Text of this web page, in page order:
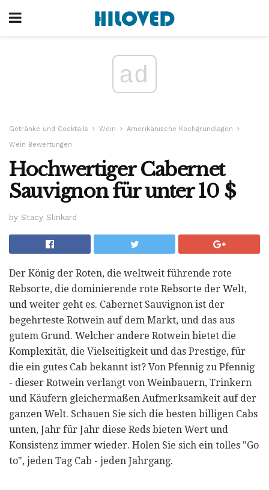
ad
Getränke und Cocktails Wein
Amerikanische Kochgrundlagen
Wein Bewertungen
Hochwertiger Cabernet
Sauvignon für unter 10 $
by Stacy Slinkard
Der König der Roten, die weltweit führende rote
Rebsorte, die dominierende rote Rebsorte der Welt,
und weiter geht es. Cabernet Sauvignon ist der
begehrteste Rotwein auf dem Markt, und das aus
gutem Grund. Welcher andere Rotwein bietet die
Komplexität, die Vielseitigkeit und das Prestige, für
die ein gutes Cab bekannt ist? Von Pfennig zu Pfennig
- dieser Rotwein verlangt von Weinbauern, Trinkern
und Käufern gleichermaßen Aufmerksamkeit auf der
ganzen Welt. Schauen Sie sich die besten billigen Cabs
unten, Jahr für Jahr diese Reds bieten Wert und
Konsistenz immer wieder. Holen Sie sich ein tolles "Go
to", jeden Tag Cab - jeden Jahrgang.